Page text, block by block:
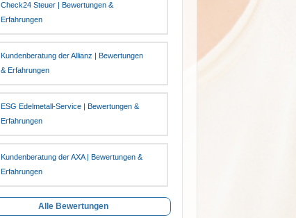
Check24 Steuer | Bewertungen &
Erfahrungen
Kundenberatung der Allianz | Bewertungen
& Erfahrungen
ESG Edelmetall-Service | Bewertungen &
Erfahrungen
Kundenberatung der AXA | Bewertungen &
Erfahrungen
Alle Bewertungen